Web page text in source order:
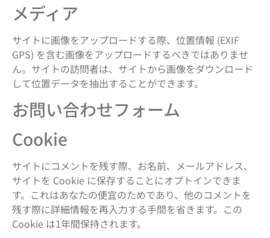
メディア
サイトに画像をアップロードする際、位置情報 (EXIF
GPS) を含む画像をアップロードするべきではありませ
ん。サイトの訪問者は、サイトから画像をダウンロード
して位置データを抽出することができます。
お問い合わせフォーム
Cookie
サイトにコメントを残す際、お名前、メールアドレス、
サイトを Cookie に保存することにオプトインできま
す。これはあなたの便宜のためであり、他のコメントを
残す際に詳細情報を再入力する手間を省きます。この
Cookie は1年間保持されます。